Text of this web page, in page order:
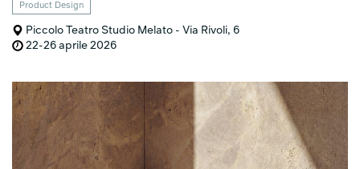
Product Design
Piccolo Teatro Studio Melato - Via Rivoli, 6
22-26 aprile 2026